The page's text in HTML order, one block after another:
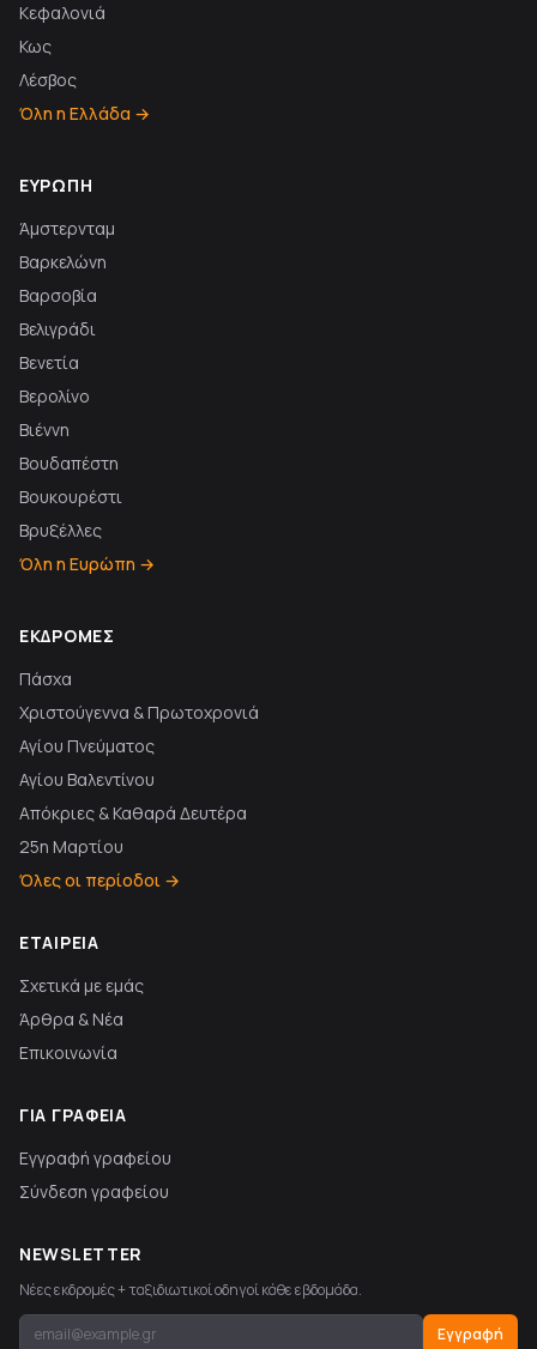
Κεφαλονιά
Κως
Λέσβος
Όλη η Ελλάδα →
ΕΥΡΏΠΗ
Άμστερνταμ
Βαρκελώνη
Βαρσοβία
Βελιγράδι
Βενετία
Βερολίνο
Βιέννη
Βουδαπέστη
Βουκουρέστι
Βρυξέλλες
Όλη η Ευρώπη →
ΕΚΔΡΟΜΈΣ
Πάσχα
Χριστούγεννα & Πρωτοχρονιά
Αγίου Πνεύματος
Αγίου Βαλεντίνου
Απόκριες & Καθαρά Δευτέρα
25η Μαρτίου
Όλες οι περίοδοι →
ΕΤΑΙΡΕΊΑ
Σχετικά με εμάς
Άρθρα & Νέα
Επικοινωνία
ΓΙΑ ΓΡΑΦΕΊΑ
Εγγραφή γραφείου
Σύνδεση γραφείου
NEWSLETTER
Νέες εκδρομές + ταξιδιωτικοί οδηγοί κάθε εβδομάδα.
Εγγραφή